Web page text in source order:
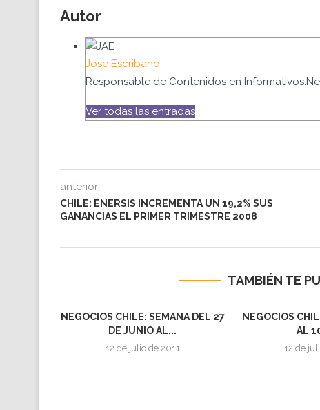
Autor
Jose Escribano
Responsable de Contenidos en
Ver todas las entradas
anterior
CHILE: ENERSIS INCREMENTA UN 19,2% SUS
GANANCIAS EL PRIMER TRIMESTRE 2008
TAMBIÉN TE
NEGOCIOS CHILE: SEMANA DEL 27
DE JUNIO AL...
12 de julio de 2011
NEGOCIOS
AL
12 de